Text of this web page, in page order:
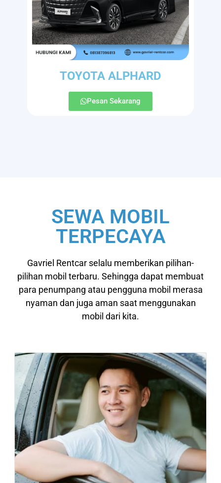
TOYOTA ALPHARD
Pesan Sekarang
SEWA MOBIL
TERPECAYA
Gavriel Rentcar selalu memberikan pilihan-
pilihan mobil terbaru. Sehingga dapat membuat
para penumpang atau pengguna mobil merasa
nyaman dan juga aman saat menggunakan
mobil dari kita.